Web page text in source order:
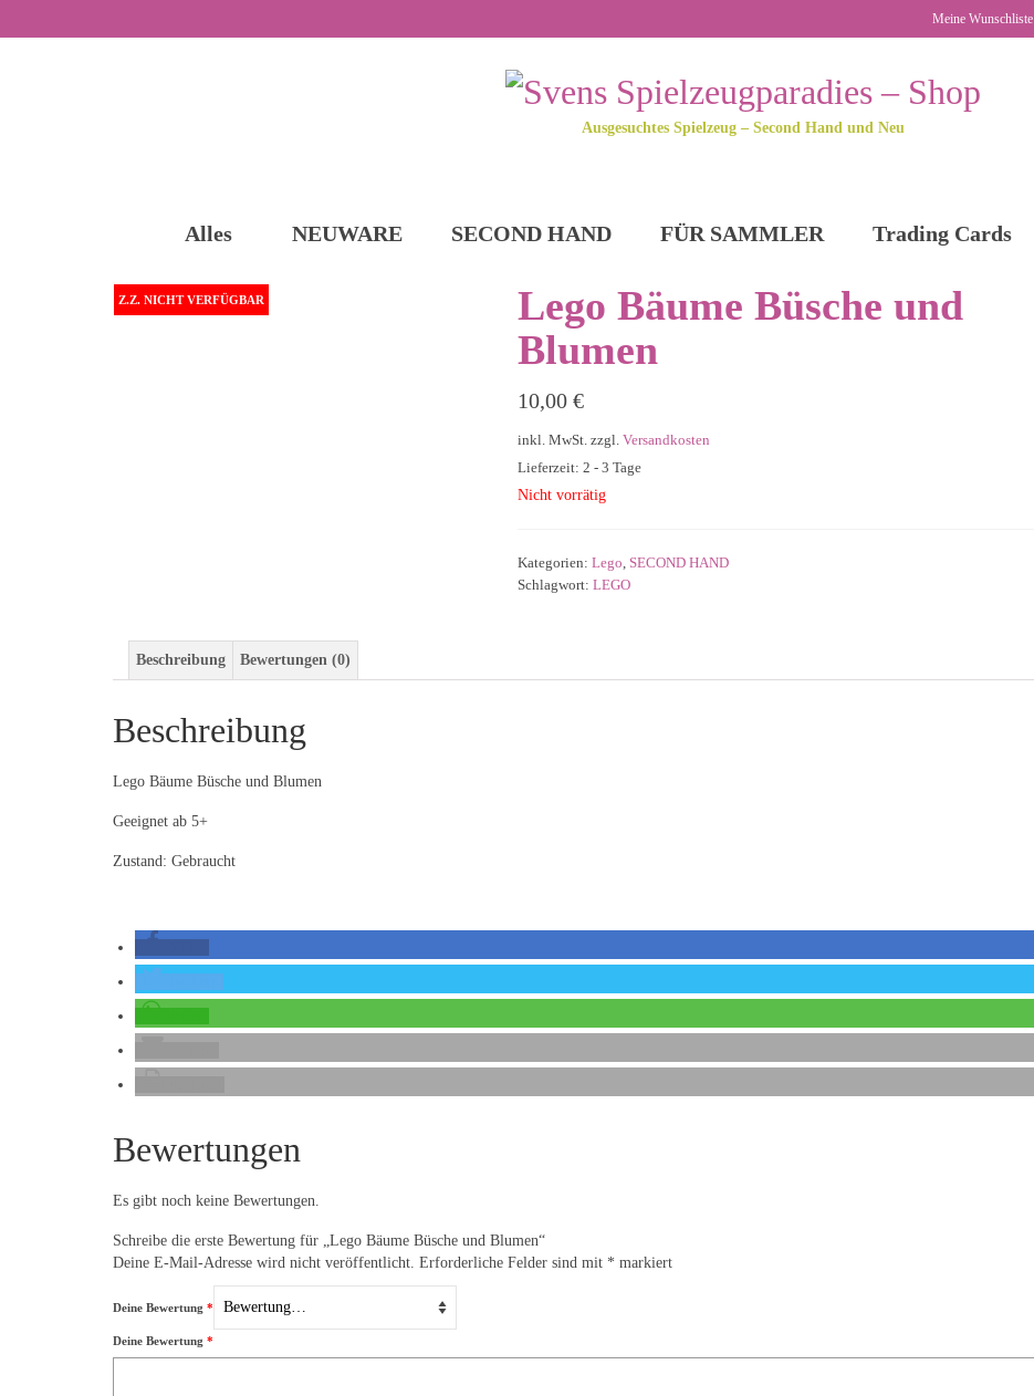
Meine Wunschliste
Ausgesuchtes Spielzeug – Second Hand und Neu
Alles NEUWARE SECOND HAND FÜR SAMMLER Trading Cards
Z.Z. NICHT VERFÜGBAR
Lego Bäume Büsche und
Blumen
10,00 €
inkl. MwSt. zzgl. Versandkosten
Lieferzeit: 2 - 3 Tage
Nicht vorrätig
Kategorien: Lego SECOND HAND
Schlagwort: LEGO
Beschreibung Bewertungen (0)
Beschreibung
Lego Bäume Büsche und Blumen
Geeignet ab 5+
Zustand: Gebraucht
Bewertungen
Es gibt noch keine Bewertungen.
Schreibe die erste Bewertung für „Lego Bäume Büsche und Blumen“
Deine E-Mail-Adresse wird nicht veröffentlicht. Erforderliche Felder sind mit * markiert
Deine Bewertung *
Deine Bewertung *